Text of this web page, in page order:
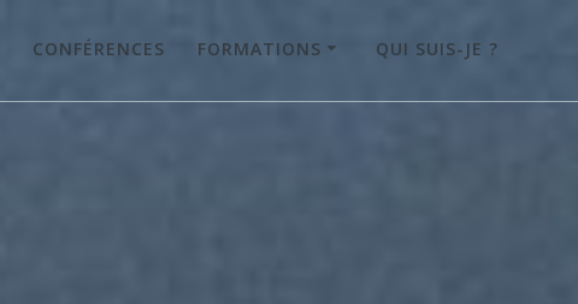
CONFÉRENCES FORMATIONS QUI SUIS-JE ?